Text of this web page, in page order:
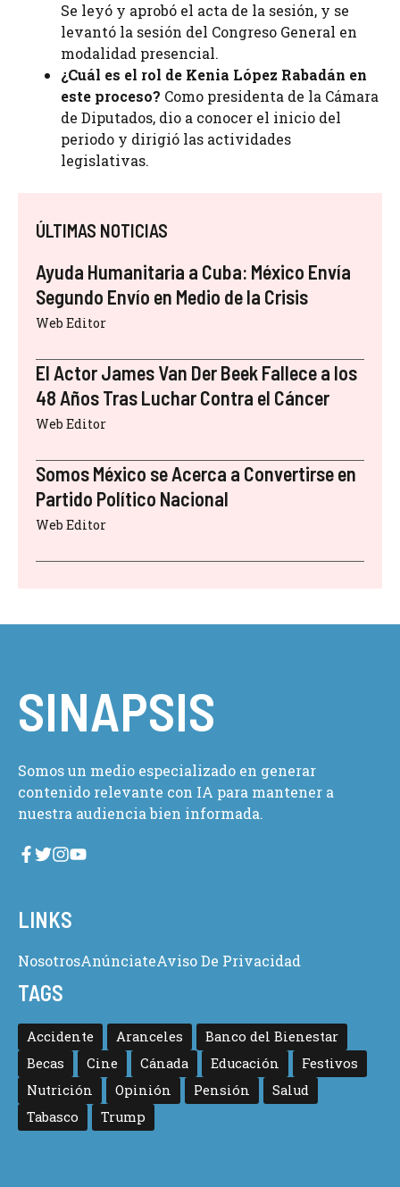
Se leyó y aprobó el acta de la sesión, y se
levantó la sesión del Congreso General en
modalidad presencial.
¿Cuál es el rol de Kenia López Rabadán en
este proceso? Como presidenta de la Cámara
de Diputados, dio a conocer el inicio del
periodo y dirigió las actividades
legislativas.
ÚLTIMAS NOTICIAS
Ayuda Humanitaria a Cuba: México Envía
Segundo Envío en Medio de la Crisis
Web Editor
El Actor James Van Der Beek Fallece a los
48 Años Tras Luchar Contra el Cáncer
Web Editor
Somos México se Acerca a Convertirse en
Partido Político Nacional
Web Editor
SINAPSIS
Somos un medio especializado en generar
contenido relevante con IA para mantener a
nuestra audiencia bien informada.
LINKS
NosotrosAnúnciateAviso De Privacidad
TAGS
Accidente Aranceles
Banco del Bienestar
Becas
Cine Cánada Educación
Festivos
Nutrición
Opinión Pensión
Salud
Tabasco
Trump